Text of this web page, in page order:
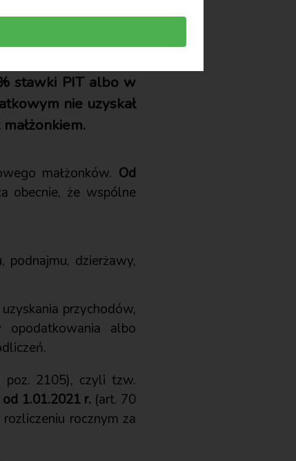
stawki PIT albo w
nie uzyskał
małżonków. Od
obecnie, że wspólne
dzierżawy,
przychodów,
opodatkowania albo
poz. 2105), czyli tzw.
od 1.01.2021 r. (art. 70
rocznym za